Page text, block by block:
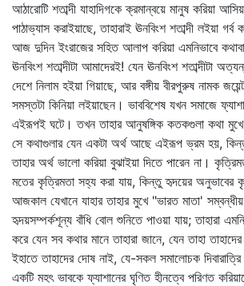
আঠারোটি শতাব্দী যাহাদিগকে ক্রমান্বয়ে মানুষ করিয়া
পাঠাভ্যাস করাইয়াছে, তাহারাই ঊনবিংশ শতাব্দী লইয়া
আজ দুদিন ইংরাজের সহিত আলাপ করিয়া এমনিভাবে
ঊনবিংশ শতাব্দীটা আমাদেরই! যেন ঊনবিংশ শতাব্দীটা
দেশে নিলাম হইয়া গিয়াছে, আর বঙ্গীয় বীরপুরুষ নামক
সমস্তটা কিনিয়া লইয়াছেন। ভাববিশেষ যখন সমাজে
এইরূপই ঘটে। তখন তাহার আনুষঙ্গিক কতকগুলা কথা মুখে
সে কথাগুলার যেন একটা অর্থ আছে এইরূপ ভ্রম হয়, কিন্তু
তাহার অর্থ ভালো করিয়া বুঝাইয়া দিতে পারেন না।
মতের কৃত্রিমতা সহ্য করা যায়, কিন্তু হৃদয়ের অনুভাবের
আজকাল যেখানে যাহার তাহার মুখে "ভারত মাতা'
হৃদয়সম্পর্কশূন্য বাঁধি বোল শুনিতে পাওয়া যায়; তাহারা
করে যেন সব কথার মানে তাহারা জানে, যেন তাহা
ইহাতে তাহাদের দোষ নাই, যে-সকল সমালোচক
একটি মহৎ ভাবকে ফ্যাশানের ঘৃণিত হীনত্বে পরিণত